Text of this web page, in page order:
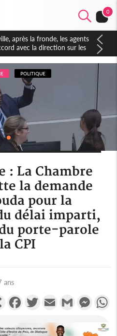
0
après la fronde, les agents
avec la direction sur les
POLITIQUE
: La Chambre
la demande
pour la
délai imparti,
porte-parole
CPI
ans
PartagerFacebookTwitterEmail Gmail